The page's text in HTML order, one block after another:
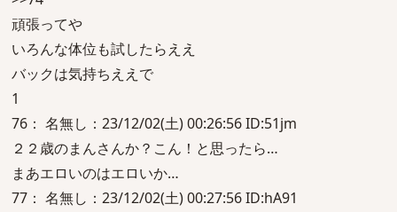
頑張ってや
いろんな体位も試したらええ
バックは気持ちええで
1
76： 名無し：23/12/02(土) 00:26:56 ID:51jm
２２歳のまんさんか？こん！と思ったら…
まあエロいのはエロいか…
77： 名無し：23/12/02(土) 00:27:56 ID:hA91